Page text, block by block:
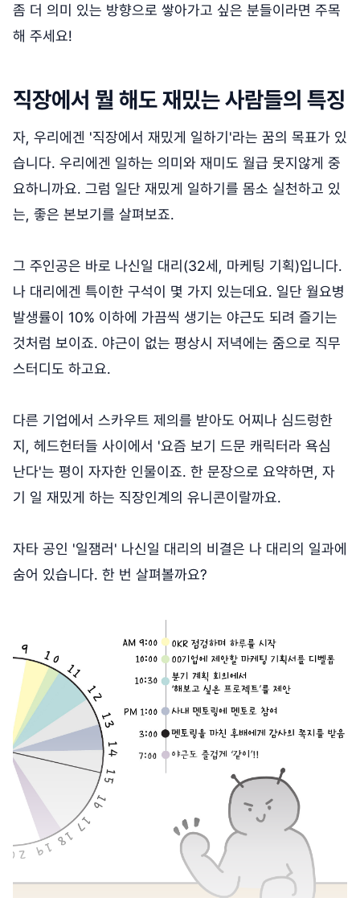
좀 더 의미 있는 방향으로 쌓아가고 싶은 분들이라면 주목
해 주세요!
직장에서 뭘 해도 재밌는 사람들의 특징
자, 우리에겐 '직장에서 재밌게 일하기'라는 꿈의 목표가 있
습니다. 우리에겐 일하는 의미와 재미도 월급 못지않게 중
요하니까요. 그럼 일단 재밌게 일하기를 몸소 실천하고 있
는, 좋은 본보기를 살펴보죠.
그 주인공은 바로 나신일 대리(32세, 마케팅 기획)입니다.
나 대리에겐 특이한 구석이 몇 가지 있는데요. 일단 월요병
발생률이 10% 이하에 가끔씩 생기는 야근도 되려 즐기는
것처럼 보이죠. 야근이 없는 평상시 저녁에는 줌으로 직무
스터디도 하고요.
다른 기업에서 스카우트 제의를 받아도 어찌나 심드렁한
지, 헤드헌터들 사이에서 '요즘 보기 드문 캐릭터라 욕심
난다'는 평이 자자한 인물이죠. 한 문장으로 요약하면, 자
기 일 재밌게 하는 직장인계의 유니콘이랄까요.
자타 공인 '일잼러' 나신일 대리의 비결은 나 대리의 일과에
숨어 있습니다. 한 번 살펴볼까요?